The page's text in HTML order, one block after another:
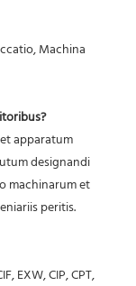
designandi
machinarum et
peritis.